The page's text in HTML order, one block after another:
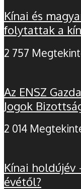
Kínai és
folytattak a
2 757
Az ENSZ
Jogok
2 014
Kínai
évétől?